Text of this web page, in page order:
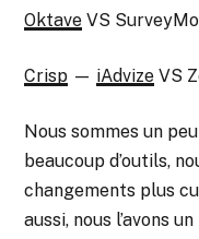
Oktave VS
Crisp — iAdvize VS
Nous sommes un
beaucoup d’outils,
changements plus
aussi, nous l’avons